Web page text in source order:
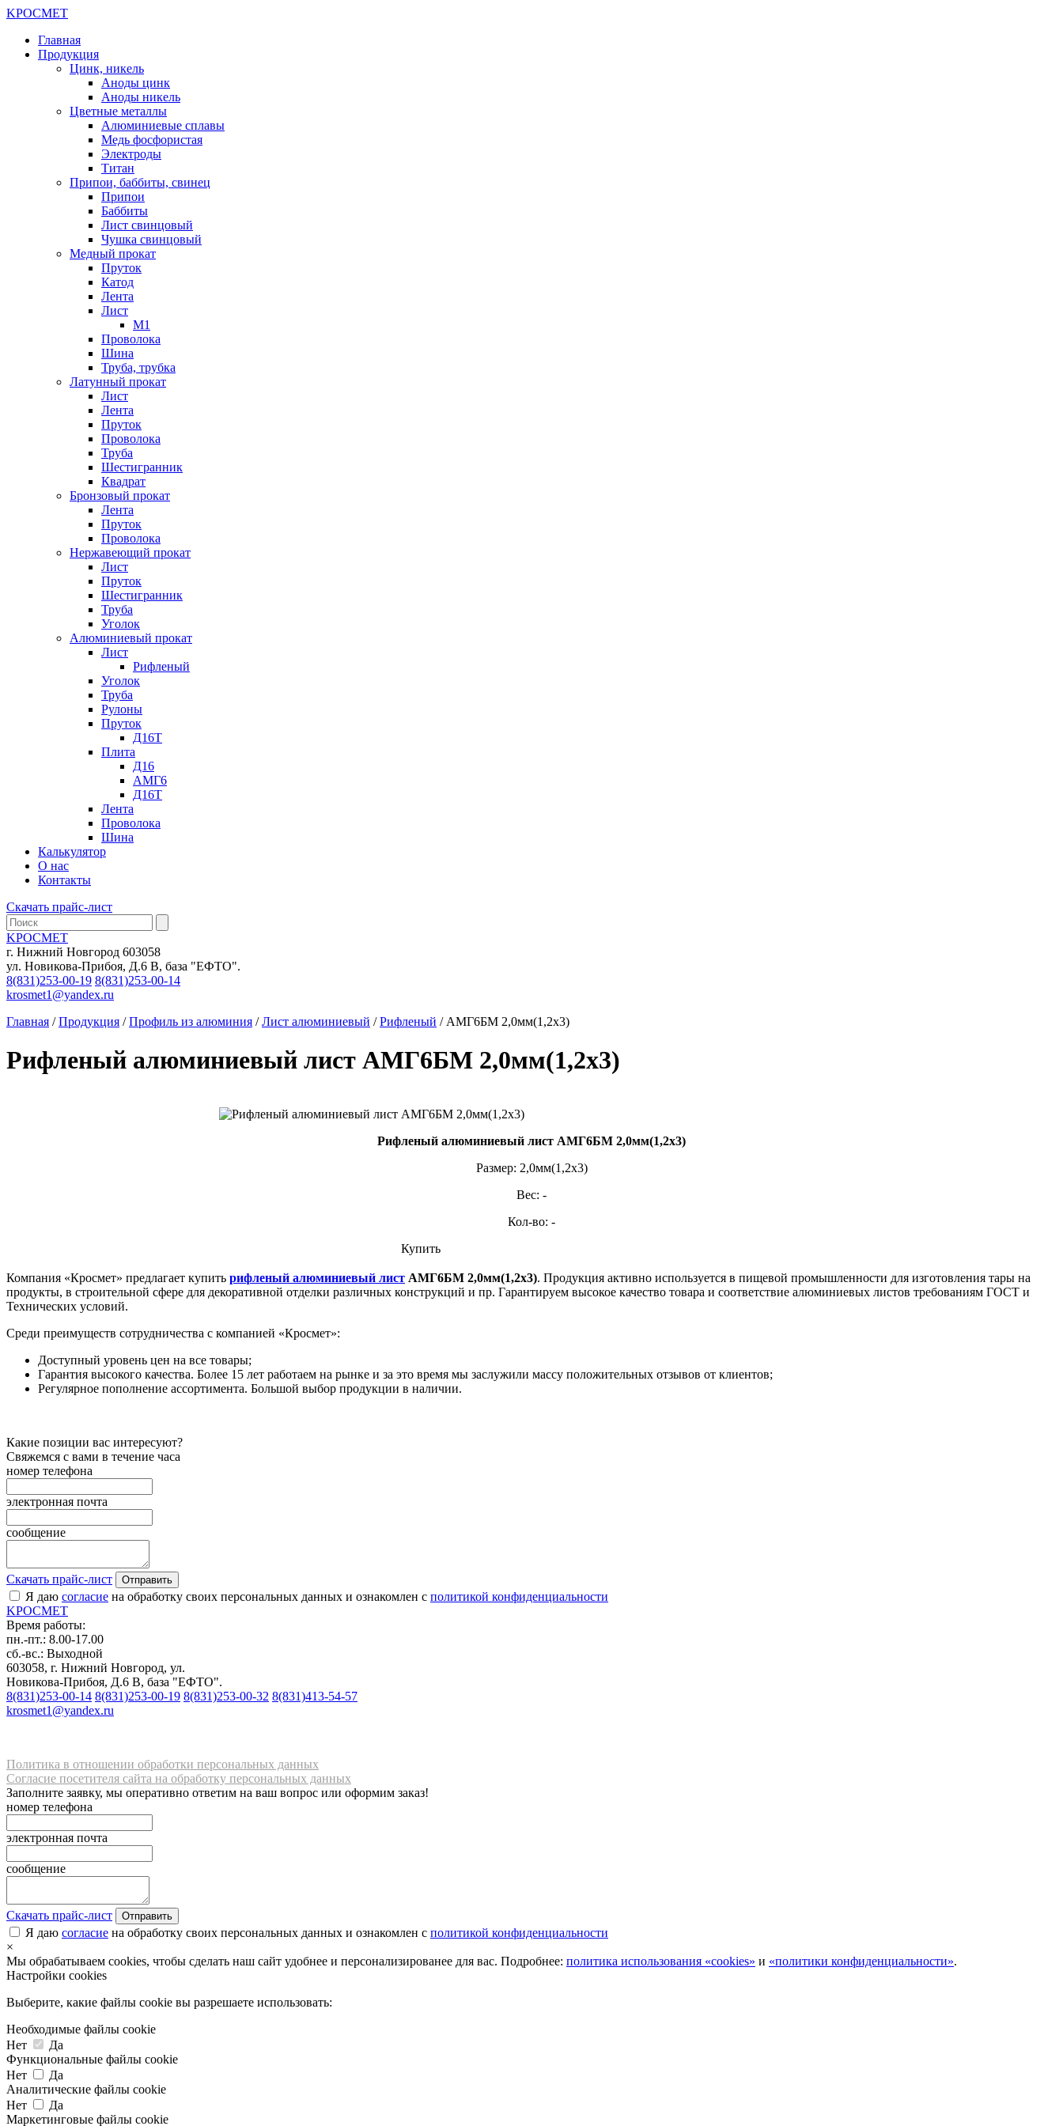
KРОСМЕТ
Главная
Продукция
Цинк, никель
Аноды цинк
Аноды никель
Цветные металлы
Алюминиевые сплавы
Медь фосфористая
Электроды
Титан
Припои, баббиты, свинец
Припои
Баббиты
Лист свинцовый
Чушка свинцовый
Медный прокат
Пруток
Катод
Лента
Лист
М1
Проволока
Шина
Труба, трубка
Латунный прокат
Лист
Лента
Пруток
Проволока
Труба
Шестигранник
Квадрат
Бронзовый прокат
Лента
Пруток
Проволока
Нержавеющий прокат
Лист
Пруток
Шестигранник
Труба
Уголок
Алюминиевый прокат
Лист
Рифленый
Уголок
Труба
Рулоны
Пруток
Д16Т
Плита
Д16
АМГ6
Д16Т
Лента
Проволока
Шина
Калькулятор
О нас
Контакты
Скачать прайс-лист
KРОСМЕТ
г. Нижний Новгород 603058
ул. Новикова-Прибоя, Д.6 В, база "ЕФТО".
8(831)253-00-19 8(831)253-00-14
krosmet1@yandex.ru
Главная /Продукция /Профиль из алюминия /Лист алюминиевый /Рифленый / АМГ6БМ 2,0мм(1,2х3)
Рифленый алюминиевый лист АМГ6БМ 2,0мм(1,2х3)
Рифленый алюминиевый лист АМГ6БМ 2,0мм(1,2х3)
Размер: 2,0мм(1,2х3)
Вес: -
Кол-во: -
Купить
Компания «Кросмет» предлагает купить рифленый алюминиевый лист АМГ6БМ 2,0мм(1,2х3). Продукция активно используется в пищевой промышленности для изготовления тары на
продукты, в строительной сфере для декоративной отделки различных конструкций и пр. Гарантируем высокое качество товара и соответствие алюминиевых листов требованиям ГОСТ и
Технических условий.
Среди преимуществ сотрудничества с компанией «Кросмет»:
Доступный уровень цен на все товары;
Гарантия высокого качества. Более 15 лет работаем на рынке и за это время мы заслужили массу положительных отзывов от клиентов;
Регулярное пополнение ассортимента. Большой выбор продукции в наличии.
Какие позиции вас интересуют?
Свяжемся с вами в течение часа
номер телефона
электронная почта
сообщение
Скачать прайс-лист Отправить
Я даю согласие на обработку своих персональных данных и ознакомлен с политикой конфиденциальности
KРОСМЕТ
Время работы:
пн.-пт.: 8.00-17.00
сб.-вс.: Выходной
603058, г. Нижний Новгород, ул.
Новикова-Прибоя, Д.6 В, база "ЕФТО".
8(831)253-00-14 8(831)253-00-19 8(831)253-00-32 8(831)413-54-57
krosmet1@yandex.ru
Политика в отношении обработки персональных данных
Согласие посетителя сайта на обработку персональных данных
Заполните заявку, мы оперативно ответим на ваш вопрос или оформим заказ!
номер телефона
электронная почта
сообщение
Скачать прайс-лист Отправить
Я даю согласие на обработку своих персональных данных и ознакомлен с политикой конфиденциальности
×
Мы обрабатываем cookies, чтобы сделать наш сайт удобнее и персонализированее для вас. Подробнее: политика использования «cookies» и «политики конфиденциальности».
Настройки cookies
Выберите, какие файлы cookie вы разрешаете использовать:
Необходимые файлы cookie
Нет
Да
Функциональные файлы cookie
Нет
Да
Аналитические файлы cookie
Нет
Да
Маркетинговые файлы cookie